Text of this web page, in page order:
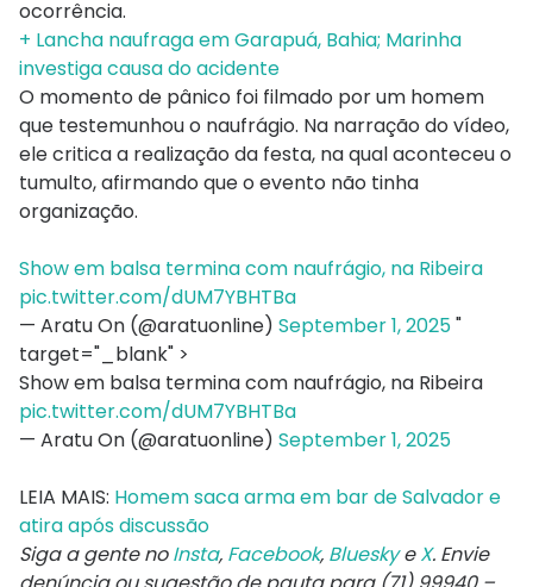
ocorrência.
+ Lancha naufraga em Garapuá, Bahia; Marinha
investiga causa do acidente
O momento de pânico foi filmado por um homem
que testemunhou o naufrágio. Na narração do vídeo,
ele critica a realização da festa, na qual aconteceu o
tumulto, afirmando que o evento não tinha
organização.
Show em balsa termina com naufrágio, na Ribeira
pic.twitter.com/dUM7YBHTBa
— Aratu On (@aratuonline) September 1, 2025"
target="_blank" >
Show em balsa termina com naufrágio, na Ribeira
pic.twitter.com/dUM7YBHTBa
— Aratu On (@aratuonline) September 1, 2025
LEIA MAIS: Homem saca arma em bar de Salvador e
atira após discussão
Siga a gente noInsta, Facebook, BlueskyeX. Envie